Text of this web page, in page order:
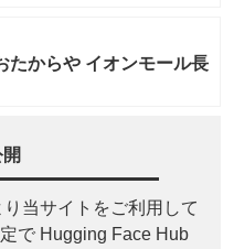
たからや イオンモール長
当サイトをご利用して
で Hugging Face Hub